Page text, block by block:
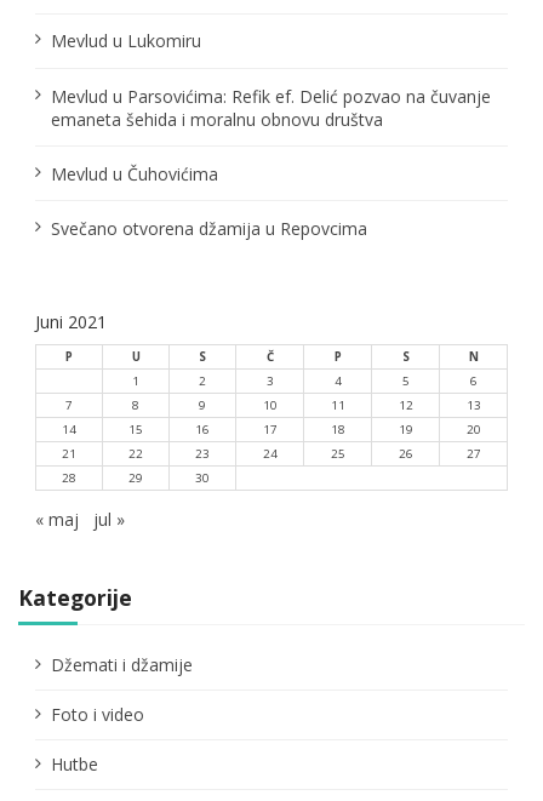
a
a
k
Mevlud u Lukomiru
Mevlud u Parsovićima: Refik ef. Delić pozvao na čuvanje
emaneta šehida i moralnu obnovu društva
Mevlud u Čuhovićima
Svečano otvorena džamija u Repovcima
Juni 2021
P U S Č P S
N
1
2 3 4 5
6
7
8 9 10 11 12
13
14
15 16 17 18 19
20
21
22 23 24 25 26
27
28
29 30
« maj jul »
Kategorije
Džemati i džamije
Foto i video
Hutbe